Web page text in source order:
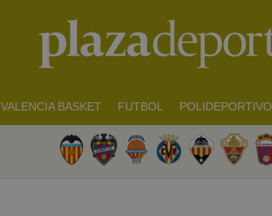
VALENCIA BASKET FUTBOL POLIDEPORTIVO